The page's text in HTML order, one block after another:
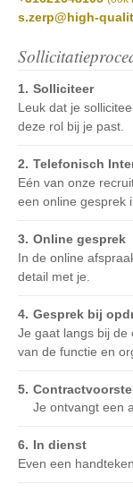
s.zerp@high-
Solliciteer
Leuk dat je
deze rol bij je past.
Telefonisch
Eén van onze
een online gesprek
Online gesprek
In de online
detail met je.
Gesprek bij
Je gaat langs bij de
van de functie en
Je ontvangt een
In dienst
Even een